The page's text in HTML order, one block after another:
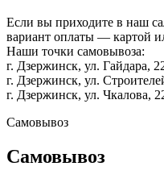
Если вы приходите в наш
вариант оплаты — картой
Наши точки самовывоза:
г. Дзержинск, ул. Гайдара,
г. Дзержинск, ул.
г. Дзержинск, ул. Чкалова,
Самовывоз
Самовывоз